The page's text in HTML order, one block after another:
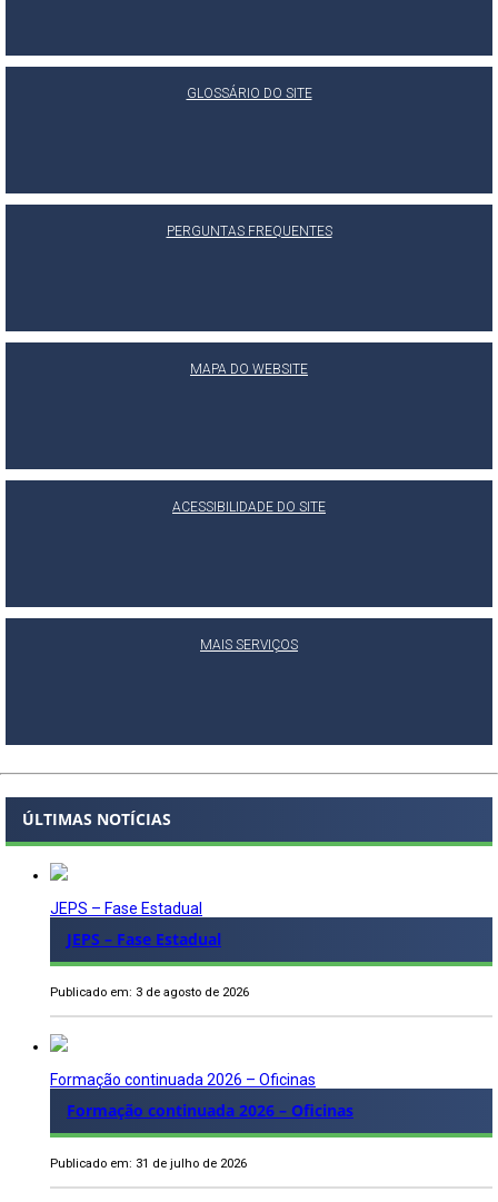
GLOSSÁRIO DO SITE
PERGUNTAS FREQUENTES
MAPA DO WEBSITE
ACESSIBILIDADE DO SITE
MAIS SERVIÇOS
ÚLTIMAS NOTÍCIAS
JEPS – Fase Estadual
JEPS – Fase Estadual
Publicado em: 3 de agosto de 2026
Formação continuada 2026 – Oficinas
Formação continuada 2026 – Oficinas
Publicado em: 31 de julho de 2026